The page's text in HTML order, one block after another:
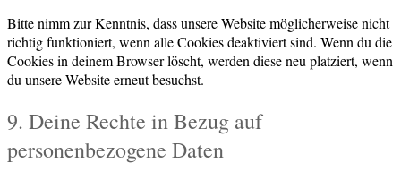
Bitte nimm zur Kenntnis, dass unsere Website möglicherweise nicht
richtig funktioniert, wenn alle Cookies deaktiviert sind. Wenn du die
Cookies in deinem Browser löscht, werden diese neu platziert, wenn
du unsere Website erneut besuchst.
9. Deine Rechte in Bezug auf
personenbezogene Daten